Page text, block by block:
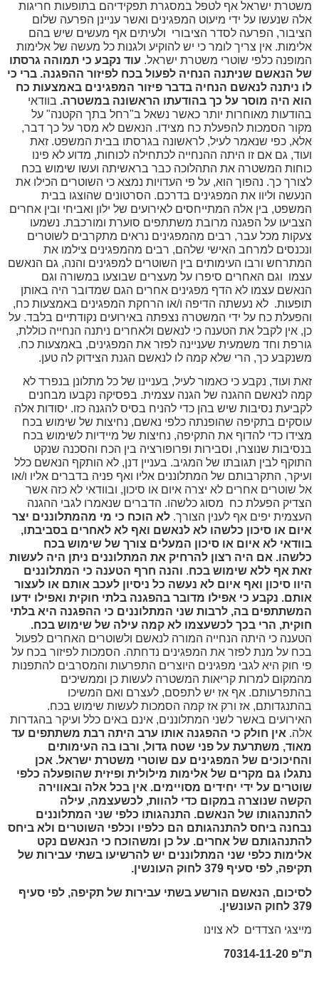
ישראל אף לטפל במסגרת תפקידיהם בתופעות חריגות
שנעשו על ידי מיעוט המפגינים ואשר עניינן הפרעה שלום
הפרעה לסדר הציבורי ולעיתים אף מעשים שיש בהם
אין צריך לומר כי יש להוקיע ולגנות כל מעשה של אלימות
כלפי שוטרי משטרת ישראל.עוד נקבע כי תמוהה גרסתו
הנאשם שניתנה הנחיה לפעול בכח לפיזור ההפגנה. ברי כי
ניתנה לנאשם הנחיה בדבר פיזור המפגינים באמצעות כח
היה מוסר על כך בהודעתו הראשונה במשטרה.בוודאי
מאוחרות יותר כאשר נשאל ב"רחל בתך הקטנה" על
הסמכות להפעלת כח מצידו. הנאשם לא מסר על כך דבר,
כפי שנאמר לעיל, לראשונה בגרסתו בבית המשפט. זאת
גם אם זו היתה ההנחייה לכתחילה לכוחות, מדוע לא פינו
המשטרה את התהלוכה כבר בראשיתה ועשו שימוש בכח
כך. נהפוך הוא, על פי העדויות נמצא כי השוטרים הכילו את
וליוו את המפגינים בדרכם. הסרטונים שהוצגו בבית
בין אלה המתייחסים לאירועים של ילון ואביחי ובין אחרים
על הפגנה מרובת משתתפים סוערת ומורכבת. נשמעו
מכל עבר, רבים מהמפגינים נראים מתקרבים לשוטרים
למרחב האישי שלהם, רבים מהמפגינים צילמו את
ורבו העימותים בין השוטרים למפגינים והנה, גם הנאשם
וגם האחרים סיפרו על מעצרים שבוצעו במשורה וגם
עצמו לא הדף מפגינים אחרים הגם שמדובר היה באותן
לא נעשתה הדיפה ו/או הרחקת המפגינים באמצעות כח,
כח על ידי המשטרה נצפתה באירועים נקודתיים בלבד. על
אין לקבל את הטענה כי לנאשם ולאחרים ניתנה הנחייה כוללת,
וחד משמעית שעניינה לפזר את המפגינים, באמצעות כח.
כך, הרי שלא קמה לו לנאשם הגנת הצידוק לה טען.
ועוד, נקבע כי כאמור לעיל, בעניינו של כל מתלונן בנפרד לא
לנאשם ההגנה של הגנה עצמית. בפסיקה נקבעו מבחנים
נסיבות שיש בהן כדי להניח בסיס להגנה כזו. יסודות אלה
בתקיפה שהופנתה כלפי נאשם, נחיצות של שימוש בכח
כדי להדוף את התקיפה, נחיצות של מיידיות לשימוש בכח
שנוצרו, וסבירות ופרופורציה בין הכח והסכנה שנקט
לבין תגובתו של המגיב. בעניין דנן, לא הותקף הנאשם כלל
התקרבותם של המתלוננים אליו ואף פניה בדברים אליו ו/או
שוטרים אחרים לא יצרה איום או סיכון, ובוודאי לא כזה אשר
הפעלת כח מסוג כלשהו. הדברים שנאמרו לגבי ההגנה
יפים אף לענין הצורך.לא הוכח כי מי מהמתלוננים יצר
או סיכון כלשהו לא לנאשם ואף לא לאחרים בסביבתו,
לא איום או סיכון המעלים צורך של שימוש בכח
אם היה רצון להרחיק את המתלוננים ניתן היה לעשות
אף ללא שימוש בכח.והנה חרף הטענה כי המתלוננים
סיכון ואף איום לא נעשה כל ניסיון לעכב אותם או לעצור
נקבע כי אפילו מדובר בהפגנה בלתי חוקית ואפילו ידעו
בה, לרבות שני המתלוננים כי ההפגנה היא בלתי
הרי בכך לכשעצמו לא קמה עילה של שימוש בכח.
כי היתה הנחייה המורה לנאשם ולשוטרים האחרים לפעול
על מנת לפזר את המפגינים נדחתה. הסמכות לפיזור בכח על
חוק היא לגבי מפגינים היוצרים התפרעות והמסרבים להתפנות
למרות קריאות המשטרה לעשות כן וממשיכים
אף אז יש לתפסם, לעצרם ואם המשיכו
אז ורק אז קמה הסמכות לעשות שימוש בכח.
באשר לשני המתלוננים, אינם באים כלל ועיקר בהגדרות
אין חולק כי ההפגנה אותו ערב היתה רבת משתתפים עד
משתרעת על פני שטח גדול, ורבו בה העימותים
של המפגינים עם שוטרי משטרת ישראל. אכן
גם מקרים של אלימות מילולית ופיזית שהופעלה כלפי
על ידי יחידים מסויימים. אין בכל אלה ובאווירה
שנוצרה במקום כדי להוות, לכשעצמה, עילה
של הנאשם. התנהגותו כלפי שני המתלוננים
ביחס להתנהגותם הם כלפיו וכלפי השוטרים ולא ביחס
של אחרים. על כן ומשהוכח כי הנאשם נקט
כלפי שני המתלוננים יש להרשיעו בשתי עבירות של
לפי סעיף 379 לחוק העונשין.
הנאשם הורשע בשתי עבירות של תקיפה, לפי סעיף
העונשין.
הצדדים לא צוינו
11-20